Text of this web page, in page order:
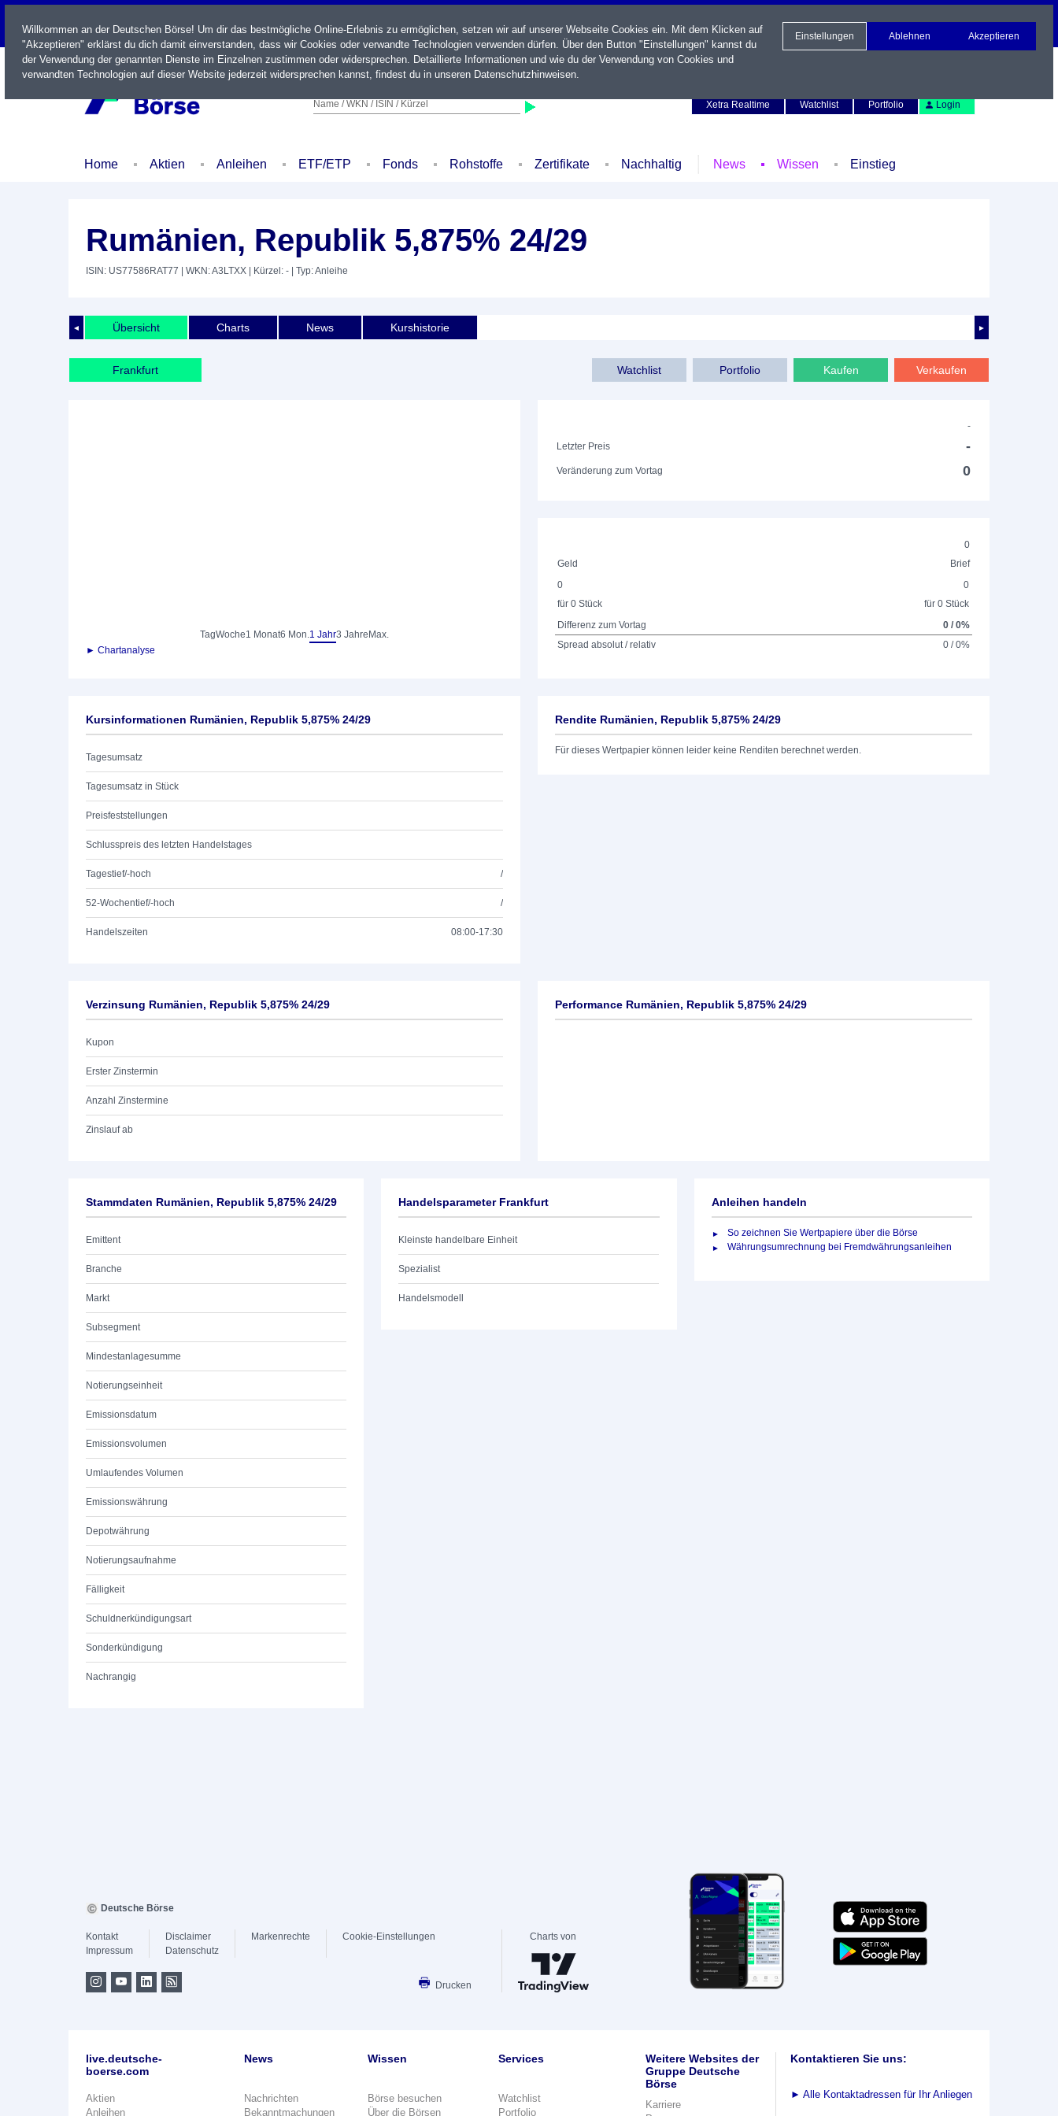
LIVE
Name / WKN / ISIN / Kürzel
Xetra Realtime
Watchlist Portfolio Login
Home Aktien Anleihen ETF/ETP Fonds Rohstoffe Zertifikate Nachhaltig News Wissen Einstieg
Rumänien, Republik 5,875% 24/29
ISIN: US77586RAT77 | WKN: A3LTXX | Kürzel: - | Typ: Anleihe
◄ ►
Übersicht Charts News Kurshistorie
Frankfurt Verkaufen
Kaufen
Portfolio
Watchlist
TagWoche1 Monat6 Mon.1 Jahr3 Jahre Max.
► Chartanalyse
-
Letzter Preis
-
Veränderung zum Vortag 0
0
Geld
Brief
0
für 0 Stück
0
für 0 Stück
Differenz zum Vortag
0 / 0%
Spread absolut / relativ
0 / 0%
Kursinformationen Rumänien, Republik 5,875% 24/29
Tagesumsatz
Tagesumsatz in Stück
Preisfeststellungen
Schlusspreis des letzten Handelstages
Tagestief/-hoch /
52-Wochentief/-hoch /
Handelszeiten 08:00-17:30
Rendite Rumänien, Republik 5,875% 24/29
Für dieses Wertpapier können leider keine Renditen berechnet werden.
Verzinsung Rumänien, Republik 5,875% 24/29
Kupon
Erster Zinstermin
Anzahl Zinstermine
Zinslauf ab
Performance Rumänien, Republik 5,875% 24/29
Stammdaten Rumänien, Republik 5,875% 24/29
Emittent
Branche
Markt
Subsegment
Mindestanlagesumme
Notierungseinheit
Emissionsdatum
Emissionsvolumen
Umlaufendes Volumen
Emissionswährung
Depotwährung
Notierungsaufnahme
Fälligkeit
Schuldnerkündigungsart
Sonderkündigung
Nachrangig
Handelsparameter Frankfurt
Kleinste handelbare Einheit
Spezialist
Handelsmodell
Anleihen handeln
So zeichnen Sie Wertpapiere über die Börse
Währungsumrechnung bei Fremdwährungsanleihen
Willkommen an der Deutschen Börse! Um dir das bestmögliche Online-Erlebnis zu ermöglichen, setzen wir auf unserer Webseite Cookies ein. Mit dem Klicken auf
"Akzeptieren" erklärst du dich damit einverstanden, dass wir Cookies oder verwandte Technologien verwenden dürfen. Über den Button "Einstellungen" kannst du
der Verwendung der genannten Dienste im Einzelnen zustimmen oder widersprechen. Detaillierte Informationen und wie du der Verwendung von Cookies und
verwandten Technologien auf dieser Website jederzeit widersprechen kannst, findest du in unseren Datenschutzhinweisen.
Einstellungen Ablehnen Akzeptieren
Deutsche Börse
Kontakt
Impressum
Disclaimer
Datenschutz
Markenrechte Cookie-Einstellungen
Drucken
Charts von
live.deutsche-
boerse.com
Aktien
Anleihen
News
Nachrichten
Bekanntmachungen
Wissen
Börse besuchen
Über die Börsen
Services
Watchlist
Portfolio
Weitere Websites der
Gruppe Deutsche
Börse
Karriere
Kontaktieren Sie uns:
► Alle Kontaktadressen für Ihr Anliegen